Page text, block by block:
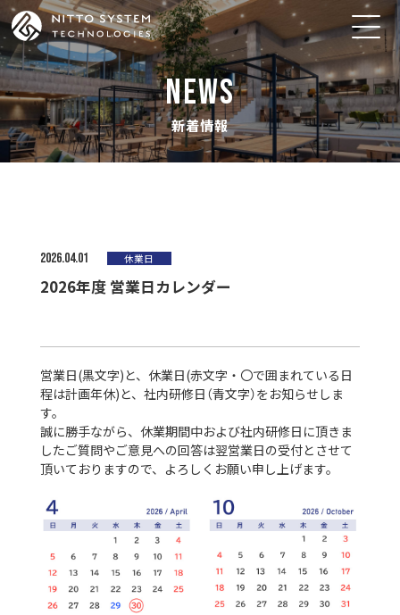
NEWS
新着情報
2026.04.01 休業日
2026年度 営業日カレンダー
営業日(黒文字)と、休業日(赤文字・〇で囲まれている日
程は計画年休)と、社内研修日（青文字）をお知らせしま
す。
誠に勝手ながら、休業期間中および社内研修日に頂きま
したご質問やご意見への回答は翌営業日の受付とさせて
頂いておりますので、よろしくお願い申し上げます。